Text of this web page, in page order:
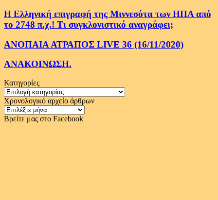
Η Ελληνική επιγραφή της Μιννεσότα των ΗΠΑ από
το 2748 π.χ.! Τι συγκλονιστικό αναγράφει;
ΑΝΟΠΑΙΑ ΑΤΡΑΠΟΣ LIVE 36 (16/11/2020)
ΑΝΑΚΟΙΝΩΣΗ.
Κατηγορίες
Κατηγορίες
Χρονολογικό αρχείο άρθρων
Χρονολογικό
αρχείο
Βρείτε μας στο Facebook